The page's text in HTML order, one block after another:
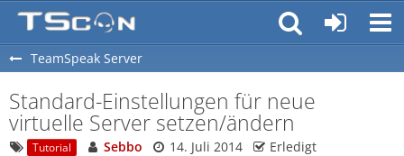
TeamSpeak Server
Standard-Einstellungen für neue
virtuelle Server setzen/ändern
Tutorial Sebbo 14. Juli 2014 Erledigt